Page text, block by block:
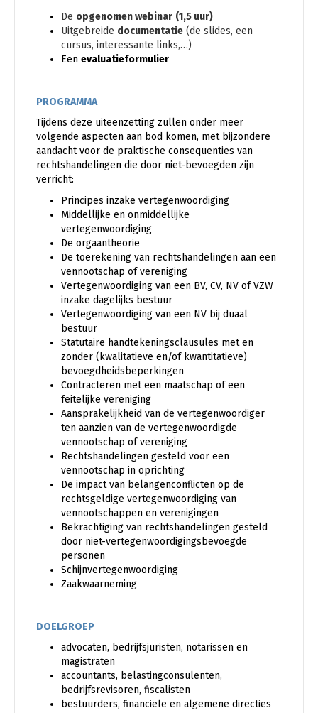
De opgenomen webinar (1,5 uur)
Uitgebreide documentatie (de slides, een
cursus, interessante links,…)
Een evaluatieformulier
PROGRAMMA
Tijdens deze uiteenzetting zullen onder meer
volgende aspecten aan bod komen, met bijzondere
aandacht voor de praktische consequenties van
rechtshandelingen die door niet-bevoegden zijn
verricht:
Principes inzake vertegenwoordiging
Middellijke en onmiddellijke
vertegenwoordiging
De orgaantheorie
De toerekening van rechtshandelingen aan een
vennootschap of vereniging
Vertegenwoordiging van een BV, CV, NV of VZW
inzake dagelijks bestuur
Vertegenwoordiging van een NV bij duaal
bestuur
Statutaire handtekeningsclausules met en
zonder (kwalitatieve en/of kwantitatieve)
bevoegdheidsbeperkingen
Contracteren met een maatschap of een
feitelijke vereniging
Aansprakelijkheid van de vertegenwoordiger
ten aanzien van de vertegenwoordigde
vennootschap of vereniging
Rechtshandelingen gesteld voor een
vennootschap in oprichting
De impact van belangenconflicten op de
rechtsgeldige vertegenwoordiging van
vennootschappen en verenigingen
Bekrachtiging van rechtshandelingen gesteld
door niet-vertegenwoordigingsbevoegde
personen
Schijnvertegenwoordiging
Zaakwaarneming
DOELGROEP
advocaten, bedrijfsjuristen, notarissen en
magistraten
accountants, belastingconsulenten,
bedrijfsrevisoren, fiscalisten
bestuurders, financiële en algemene directies